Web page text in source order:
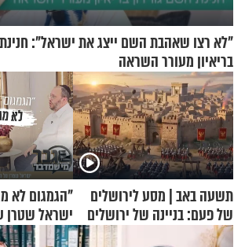
"לא רצו שאהבת השם ייצג את ישראל":
בריאיון מעורר השראה
תשעה באב | מסע לירושלים
של פעם: בניינה של ירושלים
"הגמגום לא
ישראל שטרן
עוצרת אותו